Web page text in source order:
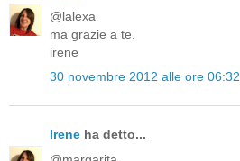
@lalexa
ma grazie a te.
irene
30 novembre 2012 alle ore 06:32
Irene ha detto...